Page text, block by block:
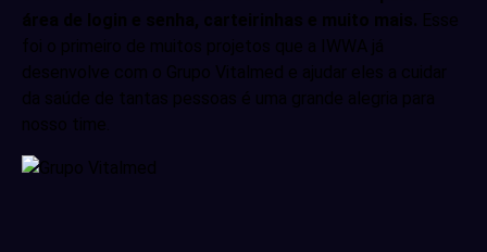
área de login e senha, carteirinhas e muito mais. Esse
foi o primeiro de muitos projetos que a IWWA já
desenvolve com o Grupo Vitalmed e ajudar eles a cuidar
da saúde de tantas pessoas é uma grande alegria para
nosso time.